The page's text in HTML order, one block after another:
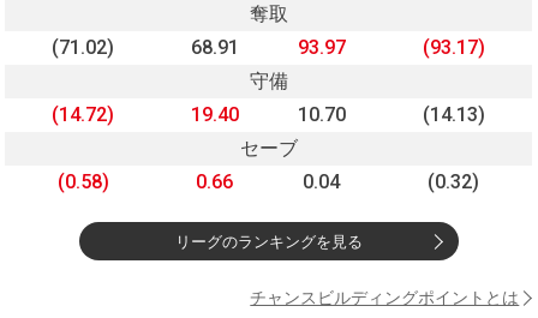
奪取
(71.02)
68.91 93.97
(93.17)
守備
(14.72)
19.40 10.70
(14.13)
セーブ
(0.58)
0.66 0.04 (0.32)
リーグのランキングを見る
チャンスビルディングポイントとは